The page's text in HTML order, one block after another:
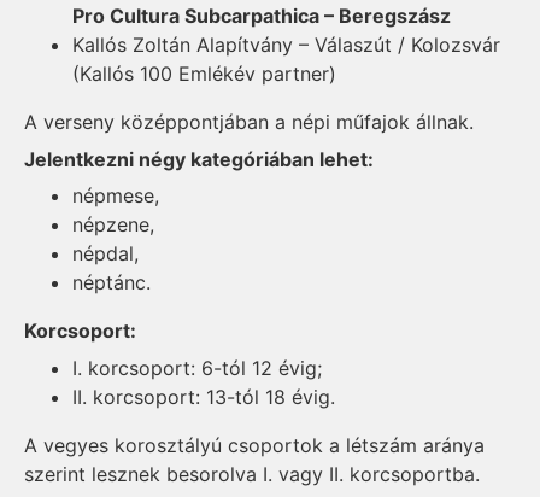
Pro Cultura Subcarpathica – Beregszász
Kallós Zoltán Alapítvány – Válaszút / Kolozsvár
(Kallós 100 Emlékév partner)
A verseny középpontjában a népi műfajok állnak.
Jelentkezni négy kategóriában lehet:
népmese,
népzene,
népdal,
néptánc.
Korcsoport:
I. korcsoport: 6-tól 12 évig;
II. korcsoport: 13-tól 18 évig.
A vegyes korosztályú csoportok a létszám aránya
szerint lesznek besorolva I. vagy II. korcsoportba.